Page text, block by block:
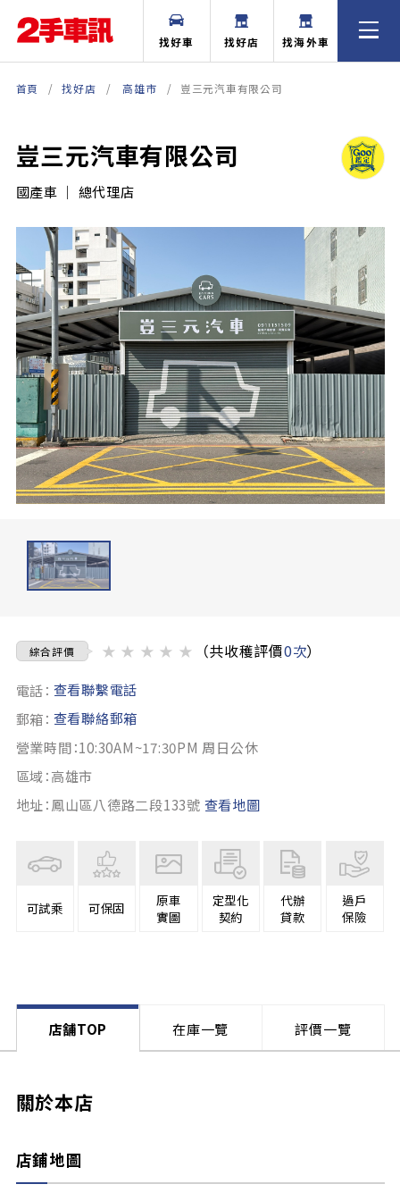
找好車 找好店 找海外車
首頁 找好店 高雄市 豈三元汽車有限公司
豈三元汽車有限公司
國產車 ｜ 總代理店
綜合評價 ★ ★ ★ ★ ★ （共收穫評價0次）
電話： 查看聯繫電話
郵箱： 查看聯絡郵箱
營業時間：10:30AM~17:30PM 周日公休
區域：高雄市
地址：鳳山區八德路二段133號 查看地圖
可試乘 可保固
原車
實圖
定型化
契約
代辦
貸款
過戶
保險
店舗TOP 在庫一覽 評價一覽
關於本店
店鋪地圖